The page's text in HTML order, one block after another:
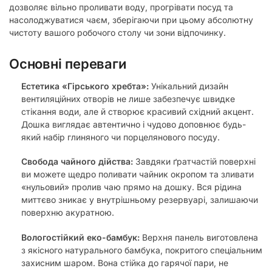
дозволяє вільно проливати воду, прогрівати посуд та
насолоджуватися чаєм, зберігаючи при цьому абсолютну
чистоту вашого робочого столу чи зони відпочинку.
Основні переваги
Естетика «Гірського хребта»: Унікальний дизайн
вентиляційних отворів не лише забезпечує швидке
стікання води, але й створює красивий східний акцент.
Дошка виглядає автентично і чудово доповнює будь-
який набір глиняного чи порцелянового посуду.
Свобода чайного дійства: Завдяки ґратчастій поверхні
ви можете щедро поливати чайник окропом та зливати
«нульовий» пролив чаю прямо на дошку. Вся рідина
миттєво зникає у внутрішньому резервуарі, залишаючи
поверхню акуратною.
Вологостійкий еко-бамбук: Верхня панель виготовлена
з якісного натурального бамбука, покритого спеціальним
захисним шаром. Вона стійка до гарячої пари, не